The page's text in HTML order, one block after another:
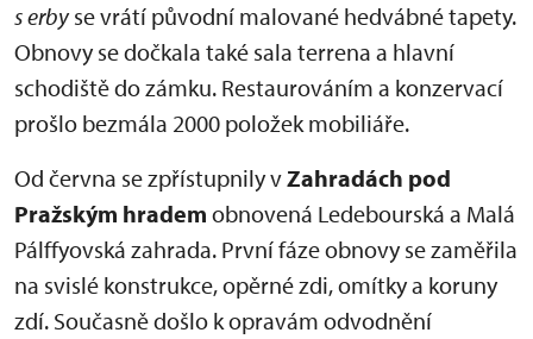
s erbyse vrátí původní malované hedvábné tapety.
Obnovy se dočkala také sala terrena a hlavní
schodiště do zámku. Restaurováním a konzervací
prošlo bezmála 2000 položek mobiliáře.
Od června se zpřístupnily vZahradách pod
Pražským hradem obnovená Ledebourská a Malá
Pálffyovská zahrada. První fáze obnovy se zaměřila
na svislé konstrukce, opěrné zdi, omítky a koruny
zdí. Současně došlo k opravám odvodnění